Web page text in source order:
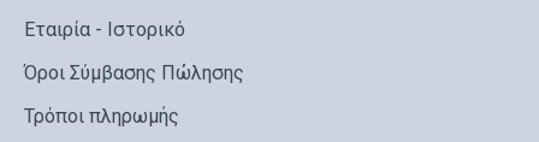
Εταιρία - Ιστορικό
Όροι Σύμβασης Πώλησης
Τρόποι πληρωμής